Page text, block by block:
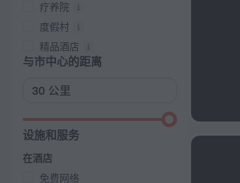
疗养院
度假村
精品酒店
与市中心的距离
设施和服务
在酒店
免费网络